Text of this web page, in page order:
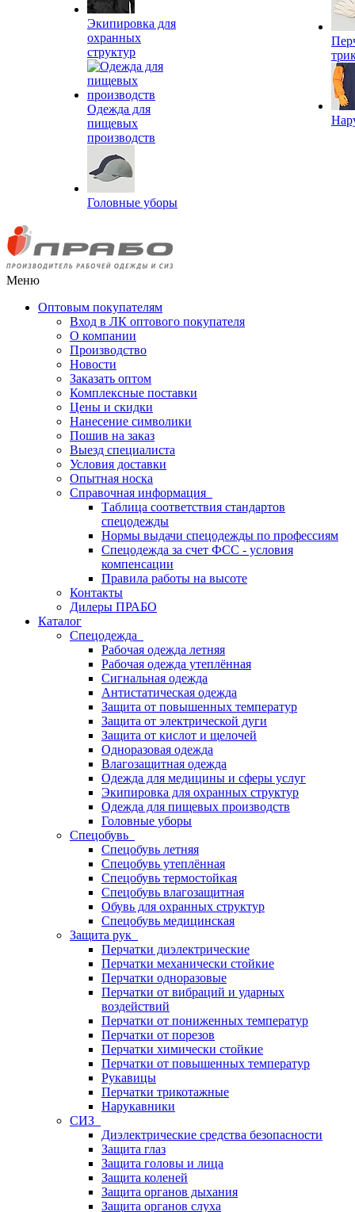
Экипировка для
охранных
структур
Одежда для
пищевых
производств
Головные уборы
Меню
Оптовым покупателям
Вход в ЛК оптового покупателя
О компании
Производство
Новости
Заказать оптом
Комплексные поставки
Цены и скидки
Нанесение символики
Пошив на заказ
Выезд специалиста
Условия доставки
Опытная носка
Справочная информация
Таблица соответствия стандартов
спецодежды
Нормы выдачи спецодежды по профессиям
Спецодежда за счет ФСС - условия
компенсации
Правила работы на высоте
Контакты
Дилеры ПРАБО
Каталог
Спецодежда
Рабочая одежда летняя
Рабочая одежда утеплённая
Сигнальная одежда
Антистатическая одежда
Защита от повышенных температур
Защита от электрической дуги
Защита от кислот и щелочей
Одноразовая одежда
Влагозащитная одежда
Одежда для медицины и сферы услуг
Экипировка для охранных структур
Одежда для пищевых производств
Головные уборы
Спецобувь
Спецобувь летняя
Спецобувь утеплённая
Спецобувь термостойкая
Спецобувь влагозащитная
Обувь для охранных структур
Спецобувь медицинская
Защита рук
Перчатки диэлектрические
Перчатки механически стойкие
Перчатки одноразовые
Перчатки от вибраций и ударных
воздействий
Перчатки от пониженных температур
Перчатки от порезов
Перчатки химически стойкие
Перчатки от повышенных температур
Рукавицы
Перчатки трикотажные
Нарукавники
СИЗ
Диэлектрические средства безопасности
Защита глаз
Защита головы и лица
Защита коленей
Защита органов дыхания
Защита органов слуха